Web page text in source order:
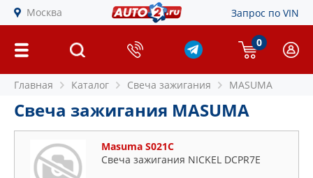
Москва Запрос по VIN
0
Главная Каталог Свеча зажигания MASUMA
Свеча зажигания MASUMA
Masuma S021C
Свеча зажигания NICKEL DCPR7E